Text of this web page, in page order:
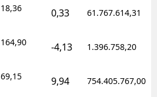
18,36 0,33 61.767.614,31
164,90 -4,13 1.396.758,20
69,15 9,94 754.405.767,00